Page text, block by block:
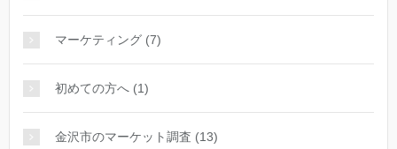
マーケティング (7)
初めての方へ (1)
金沢市のマーケット調査 (13)